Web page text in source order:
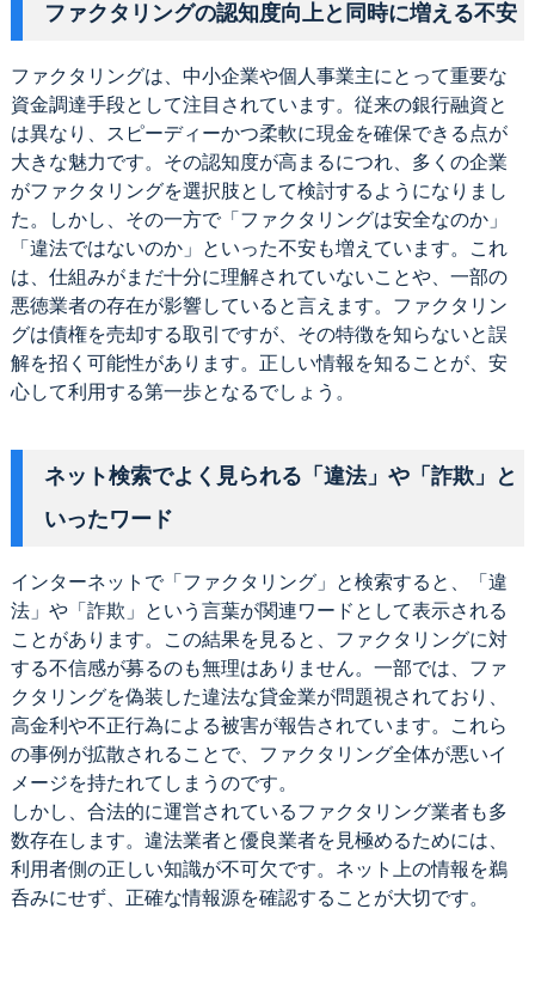
ファクタリングの認知度向上と同時に増える不安
ファクタリングは、中小企業や個人事業主にとって重要な
資金調達手段として注目されています。従来の銀行融資と
は異なり、スピーディーかつ柔軟に現金を確保できる点が
大きな魅力です。その認知度が高まるにつれ、多くの企業
がファクタリングを選択肢として検討するようになりまし
た。しかし、その一方で「ファクタリングは安全なのか」
「違法ではないのか」といった不安も増えています。これ
は、仕組みがまだ十分に理解されていないことや、一部の
悪徳業者の存在が影響していると言えます。ファクタリン
グは債権を売却する取引ですが、その特徴を知らないと誤
解を招く可能性があります。正しい情報を知ることが、安
心して利用する第一歩となるでしょう。
ネット検索でよく見られる「違法」や「詐欺」と
いったワード
インターネットで「ファクタリング」と検索すると、「違
法」や「詐欺」という言葉が関連ワードとして表示される
ことがあります。この結果を見ると、ファクタリングに対
する不信感が募るのも無理はありません。一部では、ファ
クタリングを偽装した違法な貸金業が問題視されており、
高金利や不正行為による被害が報告されています。これら
の事例が拡散されることで、ファクタリング全体が悪いイ
メージを持たれてしまうのです。
しかし、合法的に運営されているファクタリング業者も多
数存在します。違法業者と優良業者を見極めるためには、
利用者側の正しい知識が不可欠です。ネット上の情報を鵜
呑みにせず、正確な情報源を確認することが大切です。